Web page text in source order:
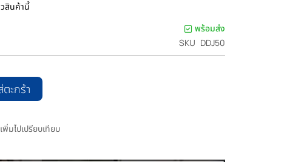
สินค้านี้
พร้อมส่ง
SKU DDJ50
ะกร้า
เพิ่มไปเปรียบเทียบ